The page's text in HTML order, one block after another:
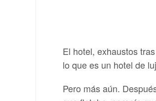
El hotel, exhaustos
lo que es un hotel de
Pero más aún.